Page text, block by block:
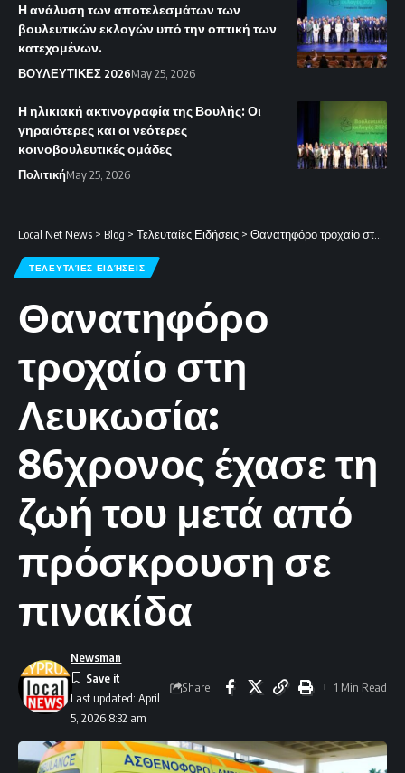
Η ανάλυση των αποτελεσμάτων των
βουλευτικών εκλογών υπό την οπτική των
κατεχομένων.
ΒΟΥΛΕΥΤΙΚΕΣ 2026May 25, 2026
Η ηλικιακή ακτινογραφία της Βουλής: Οι
γηραιότερες και οι νεότερες
κοινοβουλευτικές ομάδες
ΠολιτικήMay 25, 2026
Local Net News > Blog > Τελευταίες Ειδήσεις > Θανατηφόρο τροχαίο στη Λευκωσία: 86χρονος έχασε τη ζωή του μετά από πρόσκρουση σε πινακίδα
ΤΕΛΕΥΤΑΊΕΣ ΕΙΔΉΣΕΙΣ
Θανατηφόρο
τροχαίο στη
Λευκωσία:
86χρονος έχασε τη
ζωή του μετά από
πρόσκρουση σε
πινακίδα
Last updated: April
5, 2026 8:32 am
Newsman
Share 1 Min Read